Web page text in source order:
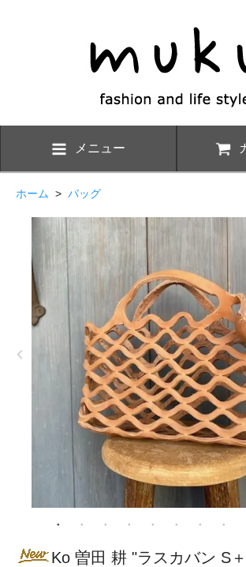
メニュー
ホーム > バッグ
Ko 曽田 耕 "ラスカバン S